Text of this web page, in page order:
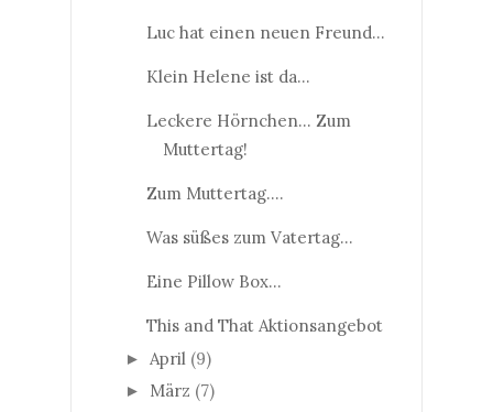
Luc hat einen neuen Freund...
Klein Helene ist da...
Leckere Hörnchen... Zum
Muttertag!
Zum Muttertag....
Was süßes zum Vatertag...
Eine Pillow Box...
This and That Aktionsangebot
► April (9)
► März (7)